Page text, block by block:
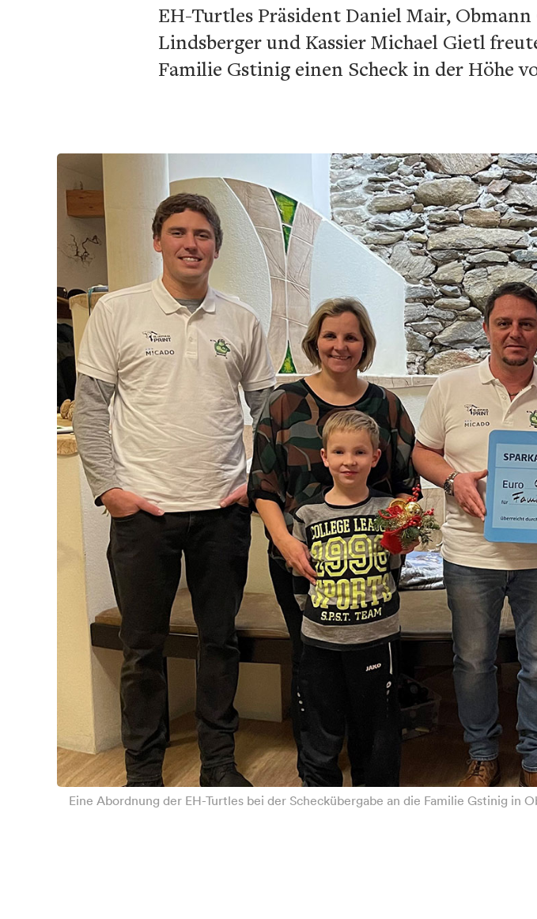
EH-Turtles Präsident Daniel Mair,
Lindsberger und Kassier Michael Gietl
Familie Gstinig einen Scheck in der Höhe
Eine Abordnung der EH-Turtles bei der Scheckübergabe an die Familie Gstinig in